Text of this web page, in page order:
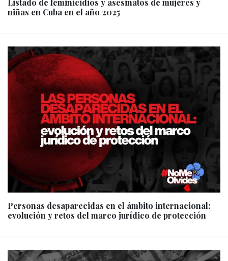
Listado de feminicidios y asesinatos de mujeres y
niñas en Cuba en el año 2025
Personas desaparecidas en el ámbito internacional:
evolución y retos del marco jurídico de protección